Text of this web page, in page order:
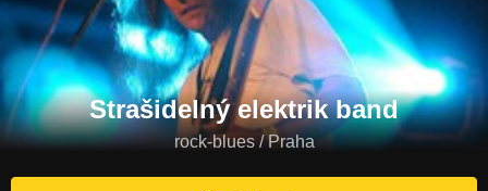
Strašidelný elektrik band
rock-blues / Praha